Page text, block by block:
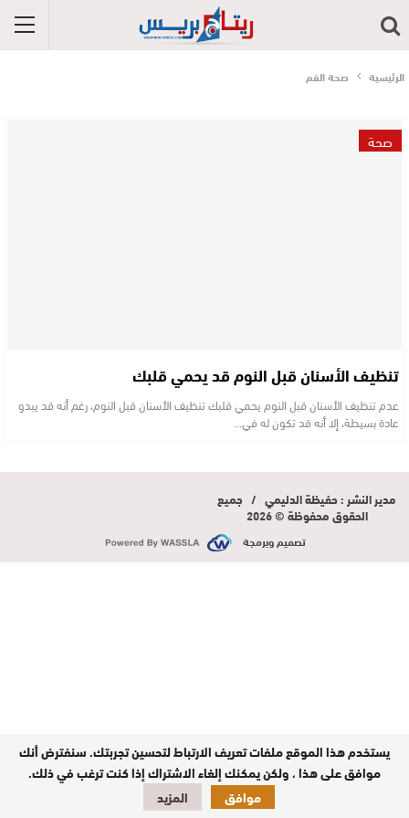
الرئيسية صحة الفم
صحة
تنظيف الأسنان قبل النوم قد يحمي قلبك
عدم تنظيف الأسنان قبل النوم يحمي قلبك تنظيف الأسنان قبل النوم، رغم أنه قد يبدو
عادة بسيطة، إلا أنه قد تكون له في…
مدير النشر : حفيظة الدليمي / جميع
الحقوق محفوظة © 2026
تصميم وبرمجة
يستخدم هذا الموقع ملفات تعريف الارتباط لتحسين تجربتك. سنفترض أنك
موافق على هذا ، ولكن يمكنك إلغاء الاشتراك إذا كنت ترغب في ذلك.
موافق
المزيد